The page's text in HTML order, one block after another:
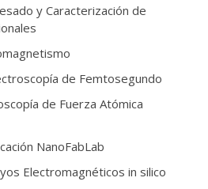
y Caracterización de
de Femtosegundo
de Fuerza Atómica
NanoFabLab
Electromagnéticos in silico